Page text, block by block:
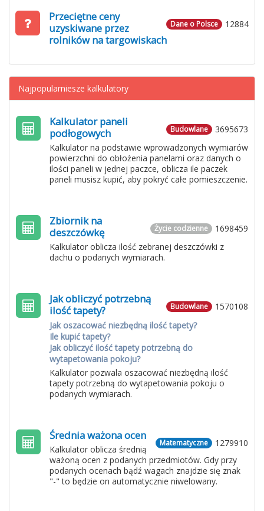
12884
Dane o Polsce
Przeciętne ceny
uzyskiwane przez
rolników na targowiskach
Najpopularniesze kalkulatory
3695673
Budowlane
Kalkulator paneli
podłogowych
Kalkulator na podstawie wprowadzonych wymiarów
powierzchni do obłożenia panelami oraz danych o
ilości paneli w jednej paczce, oblicza ile paczek
paneli musisz kupić, aby pokryć całe pomieszczenie.
1698459
Życie codzienne
Zbiornik na
deszczówkę
Kalkulator oblicza ilość zebranej deszczówki z
dachu o podanych wymiarach.
1570108
Budowlane
Jak obliczyć potrzebną
ilość tapety?
Jak oszacować niezbędną ilość tapety?
Ile kupić tapety?
Jak obliczyć ilość tapety potrzebną do
wytapetowania pokoju?
Kalkulator pozwala oszacować niezbędną ilość
tapety potrzebną do wytapetowania pokoju o
podanych wymiarach.
1279910
Matematyczne
Średnia ważona ocen
Kalkulator oblicza średnią
ważoną ocen z podanych przedmiotów. Gdy przy
podanych ocenach bądź wagach znajdzie się znak
"-" to będzie on automatycznie niwelowany.